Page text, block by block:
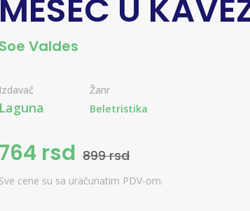
MESEC U
Soe Valdes
Izdavač
Laguna
Žanr
Beletristika
764 rsd 899 rsd
Sve cene su sa uračunatim PDV-om.